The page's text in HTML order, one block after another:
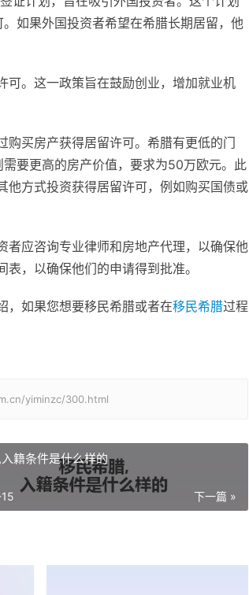
如果外国投资者希望在希腊长期居留，他
可。这一政策旨在鼓励创业，增加就业机
买房产获得居留许可。希腊有更低的门
要更高的房产价值，要求为50万欧元。此
他方式投资获得居留许可，例如购买国债或
者应咨询专业律师和房地产代理，以确保他
，以确保他们的申请得到批准。
，如果您想要移民希腊或者在移民希腊过程
yiminzc/300.html
籍条件是什么样的
下一篇 »